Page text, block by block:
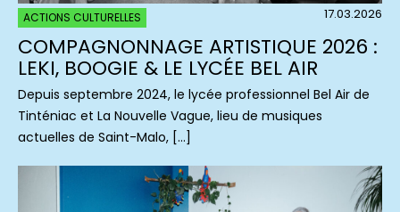
ACTIONS CULTURELLES 17.03.2026
COMPAGNONNAGE ARTISTIQUE 2026 :
LEKI, BOOGIE & LE LYCÉE BEL AIR
Depuis septembre 2024, le lycée professionnel Bel Air de
Tinténiac et La Nouvelle Vague, lieu de musiques
actuelles de Saint-Malo, […]